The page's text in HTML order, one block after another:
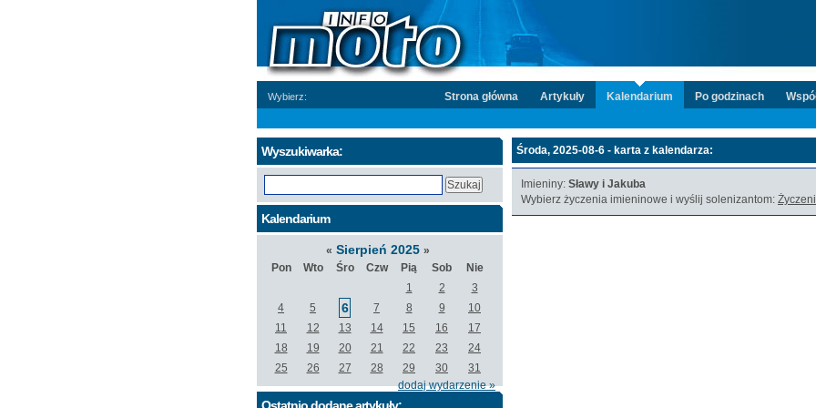
Wybierz: Strona główna Artykuły Kalendarium Po godzinach
Środa, 2025-08-6 - karta z kalendarza:
Imieniny: Sławy i Jakuba
Wybierz życzenia imieninowe i wyślij solenizantom:
Wyszukiwarka:
Kalendarium
« Sierpień 2025 »
Pon
Wto Śro Czw Pią Sob
Nie
1
2
3
4
5 6 7 8 9
10
11
12 13 14 15 16
17
18
19 20 21 22 23
24
25
26 27 28 29 30
31
dodaj wydarzenie »